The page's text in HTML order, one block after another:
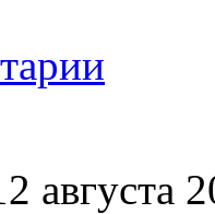
августа